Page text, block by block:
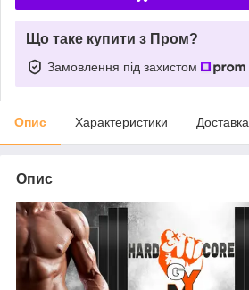
Що таке купити з Пром?
Замовлення під захистом
Опис Характеристики Доставка
Опис